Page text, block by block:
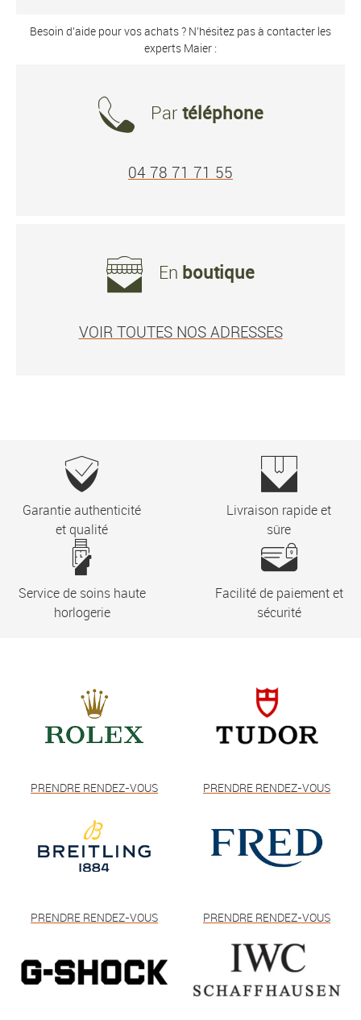
Besoin d’aide pour vos achats ? N’hésitez pas à contacter les
experts Maier :
Par téléphone
04 78 71 71 55
En boutique
VOIR TOUTES NOS ADRESSES
Garantie authenticité
et qualité
Livraison rapide et
sûre
Service de soins haute
horlogerie
Facilité de paiement et
sécurité
PRENDRE RENDEZ-VOUS PRENDRE RENDEZ-VOUS
PRENDRE RENDEZ-VOUS PRENDRE RENDEZ-VOUS